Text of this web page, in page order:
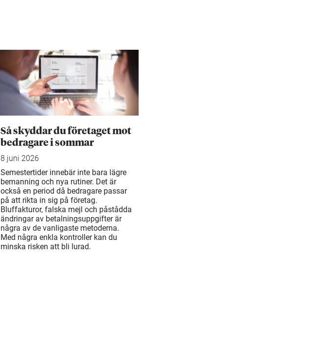
Så skyddar du företaget mot
bedragare i sommar
8 juni 2026
Semestertider innebär inte bara lägre
bemanning och nya rutiner. Det är
också en period då bedragare passar
på att rikta in sig på företag.
Bluffakturor, falska mejl och påstådda
ändringar av betalningsuppgifter är
några av de vanligaste metoderna.
Med några enkla kontroller kan du
minska risken att bli lurad.